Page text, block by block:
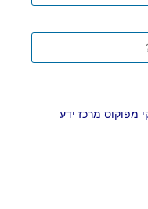
מפוקוס מרכז ידע